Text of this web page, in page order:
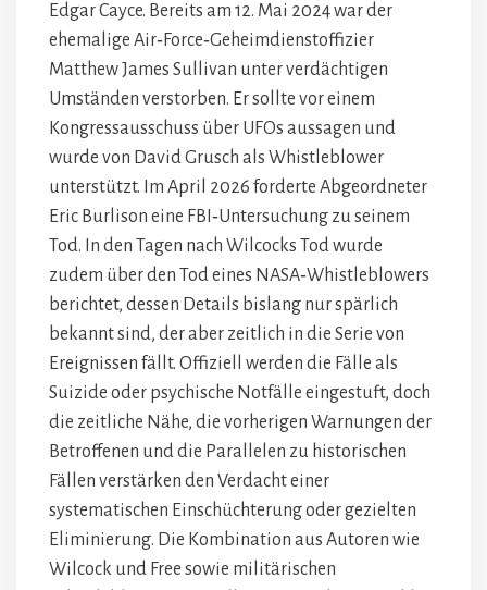
Edgar Cayce. Bereits am 12. Mai 2024 war der
ehemalige Air‑Force‑Geheimdienstoffizier
Matthew James Sullivan unter verdächtigen
Umständen verstorben. Er sollte vor einem
Kongressausschuss über UFOs aussagen und
wurde von David Grusch als Whistleblower
unterstützt. Im April 2026 forderte Abgeordneter
Eric Burlison eine FBI‑Untersuchung zu seinem
Tod. In den Tagen nach Wilcocks Tod wurde
zudem über den Tod eines NASA‑Whistleblowers
berichtet, dessen Details bislang nur spärlich
bekannt sind, der aber zeitlich in die Serie von
Ereignissen fällt. Offiziell werden die Fälle als
Suizide oder psychische Notfälle eingestuft, doch
die zeitliche Nähe, die vorherigen Warnungen der
Betroffenen und die Parallelen zu historischen
Fällen verstärken den Verdacht einer
systematischen Einschüchterung oder gezielten
Eliminierung. Die Kombination aus Autoren wie
Wilcock und Free sowie militärischen